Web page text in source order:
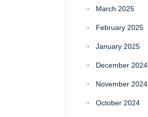
March 2025
February 2025
January 2025
December 2024
November 2024
October 2024